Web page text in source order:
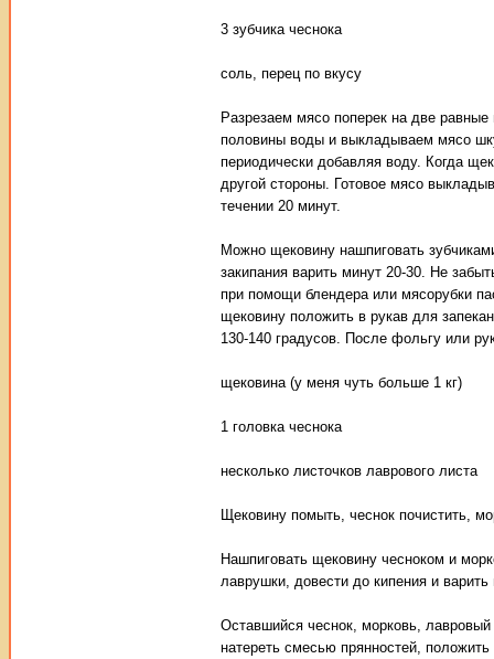
3 зубчика чеснока
соль, перец по вкусу
Разрезаем мясо поперек на две
половины воды и выкладываем мясо
периодически добавляя воду. Когда
другой стороны. Готовое мясо
течении 20 минут.
Можно щековину нашпиговать
закипания варить минут 20-30. Не
при помощи блендера или мясорубки
щековину положить в рукав для
130-140 градусов. После фольгу или
щековина (у меня чуть больше 1 кг)
1 головка чеснока
несколько листочков лаврового листа
Щековину помыть, чеснок почистить,
Нашпиговать щековину чесноком и
лаврушки, довести до кипения и
Оставшийся чеснок, морковь,
натереть смесью прянностей,